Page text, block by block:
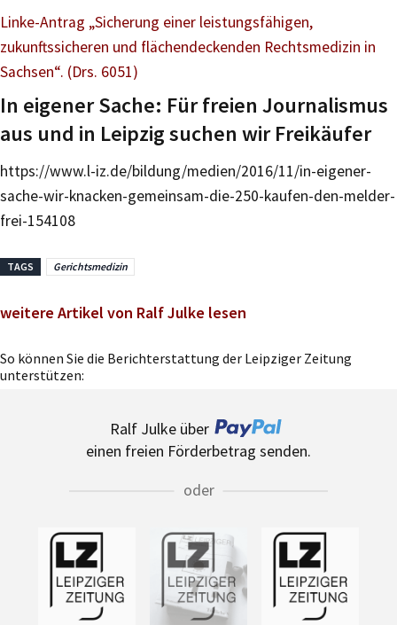
Linke-Antrag „Sicherung einer leistungsfähigen,
zukunftssicheren und flächendeckenden Rechtsmedizin in
Sachsen“. (Drs. 6051)
In eigener Sache: Für freien Journalismus
aus und in Leipzig suchen wir Freikäufer
https://www.l-iz.de/bildung/medien/2016/11/in-eigener-
sache-wir-knacken-gemeinsam-die-250-kaufen-den-melder-
frei-154108
TAGS Gerichtsmedizin
weitere Artikel von Ralf Julke lesen
So können Sie die Berichterstattung der Leipziger Zeitung
unterstützen:
Ralf Julke über
einen freien Förderbetrag senden.
oder